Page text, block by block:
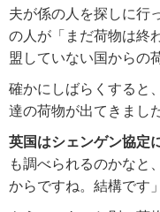
夫が係の人を探しに行
の人が「まだ荷物は終
盟していない国からの
確かにしばらくすると
達の荷物が出てきました
英国はシェンゲン協定
も調べられるのかなと
からですね。結構です